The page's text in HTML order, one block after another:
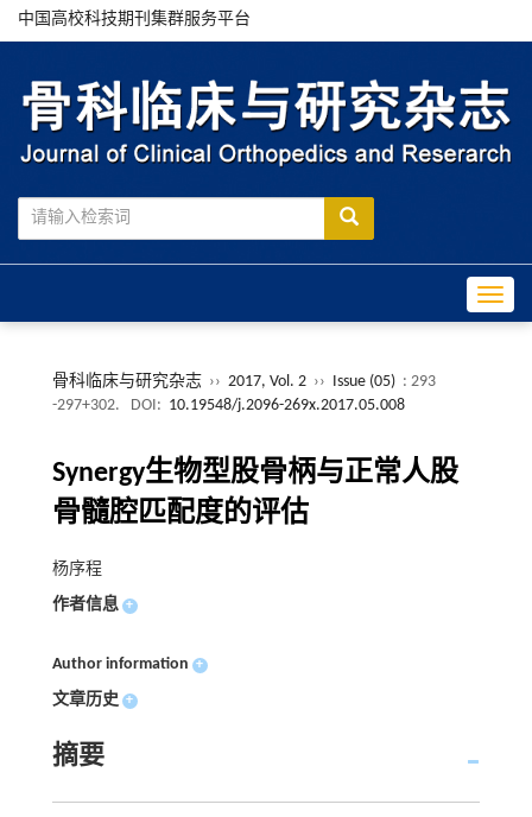
中国高校科技期刊集群服务平台
骨科临床与研究杂志 ›› 2017, Vol. 2 ›› Issue (05) : 293
-297+302.
DOI: 10.19548/j.2096-269x.2017.05.008
Synergy生物型股骨柄与正常人股
骨髓腔匹配度的评估
杨序程
作者信息 +
Author information +
文章历史 +
摘要